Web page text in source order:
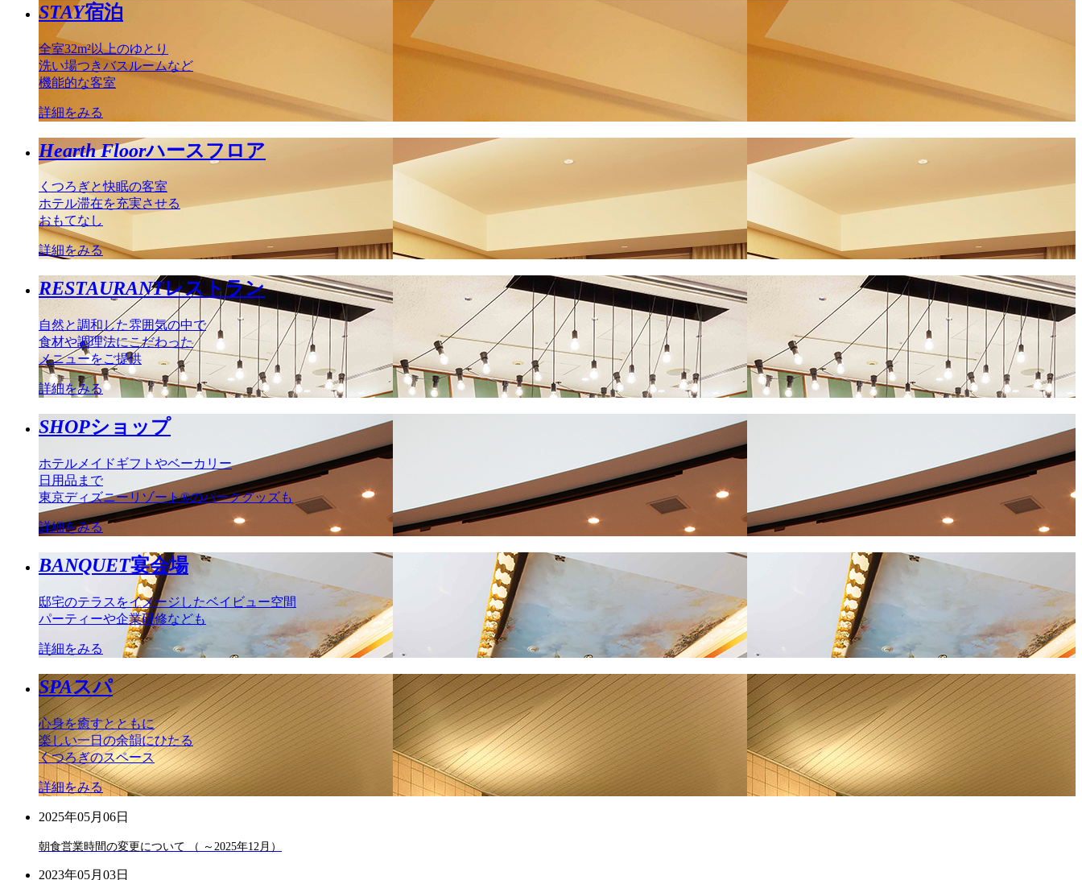
STAY宿泊
全室32m²以上のゆとり
洗い場つきバスルームなど
機能的な客室
詳細をみる
Hearth Floorハースフロア
くつろぎと快眠の客室
ホテル滞在を充実させる
おもてなし
詳細をみる
RESTAURANTレストラン
自然と調和した雰囲気の中で
食材や調理法にこだわった
メニューをご提供
詳細をみる
SHOPショップ
ホテルメイドギフトやベーカリー
日用品まで
東京ディズニーリゾート®のパークグッズも
詳細をみる
BANQUET宴会場
邸宅のテラスをイメージしたベイビュー空間
パーティーや企業研修なども
詳細をみる
SPAスパ
心身を癒すとともに
楽しい一日の余韻にひたる
くつろぎのスペース
詳細をみる
2025年05月06日
朝食営業時間の変更について （ ～2025年12月）
2023年05月03日